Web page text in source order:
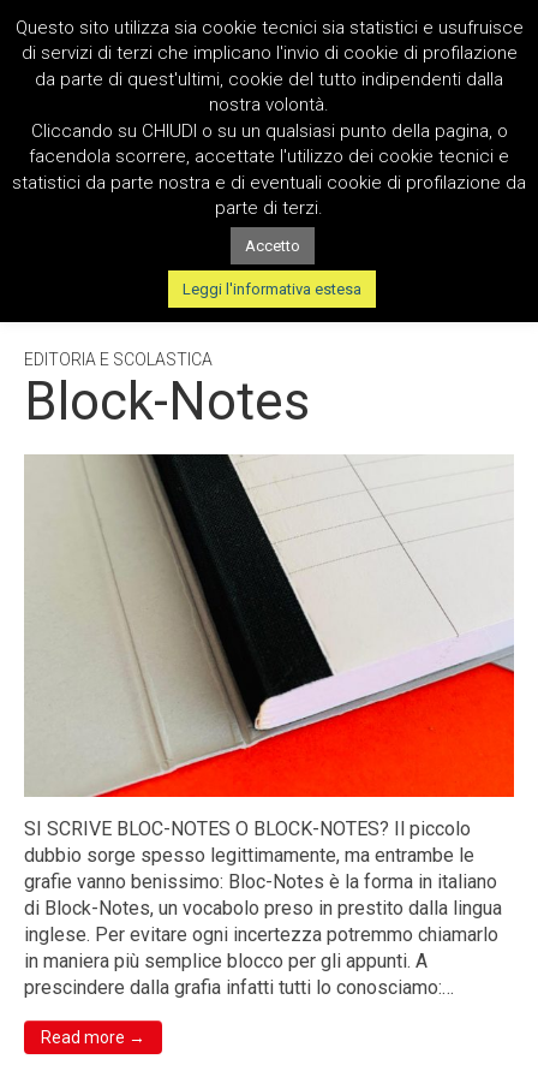
EDITORIA E SCOLASTICA
Block-Notes
SI SCRIVE BLOC-NOTES O BLOCK-NOTES? Il piccolo
dubbio sorge spesso legittimamente, ma entrambe le
grafie vanno benissimo: Bloc-Notes è la forma in italiano
di Block-Notes, un vocabolo preso in prestito dalla lingua
inglese. Per evitare ogni incertezza potremmo chiamarlo
in maniera più semplice blocco per gli appunti. A
prescindere dalla grafia infatti tutti lo conosciamo:…
Read more →
Questo sito utilizza sia cookie tecnici sia statistici e usufruisce
di servizi di terzi che implicano l'invio di cookie di profilazione
da parte di quest'ultimi, cookie del tutto indipendenti dalla
nostra volontà.
Cliccando su CHIUDI o su un qualsiasi punto della pagina, o
facendola scorrere, accettate l'utilizzo dei cookie tecnici e
statistici da parte nostra e di eventuali cookie di profilazione da
parte di terzi.
Accetto
Leggi l'informativa estesa